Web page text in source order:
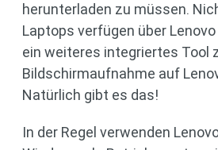
herunterladen zu müssen.
Laptops verfügen über
ein weiteres integriertes Tool
Bildschirmaufnahme auf
Natürlich gibt es das!
In der Regel verwenden